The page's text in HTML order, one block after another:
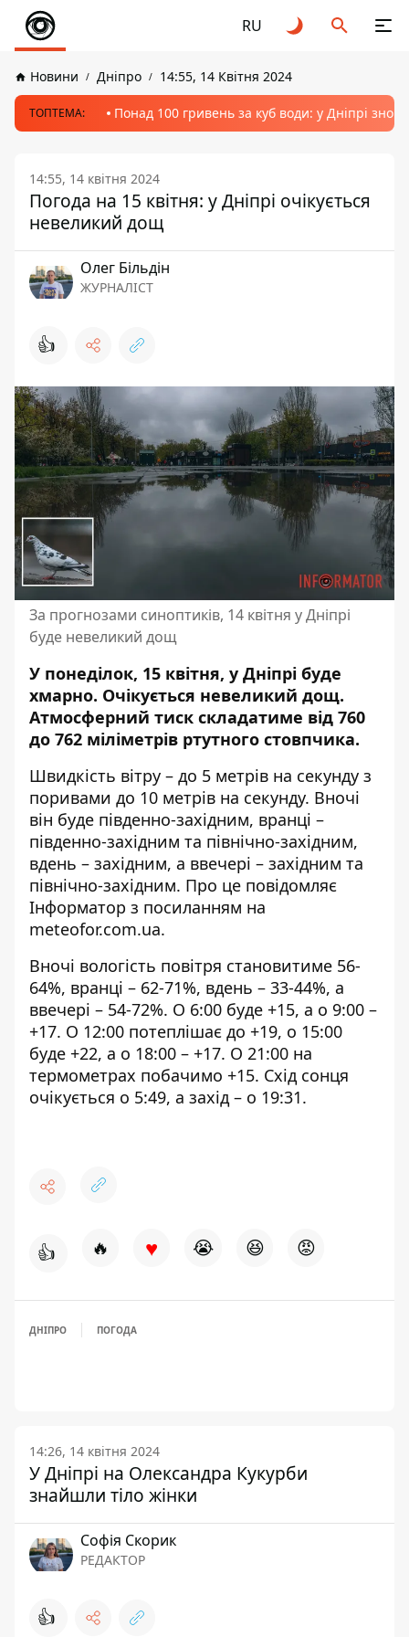
RU
Новини Дніпро 14:55, 14 Квітня 2024
ТОПТЕМА: Понад 100 гривень за куб води: у Дніпрі
14:55, 14 квітня 2024
Погода на 15 квітня: у Дніпрі очікується
невеликий дощ
Олег Більдін
ЖУРНАЛІСТ
👍
За прогнозами синоптиків, 14 квітня у Дніпрі
буде невеликий дощ
У понеділок, 15 квітня, у Дніпрі буде
хмарно. Очікується невеликий дощ.
Атмосферний тиск складатиме від 760
до 762 міліметрів ртутного стовпчика.
Швидкість вітру – до 5 метрів на секунду з
поривами до 10 метрів на секунду. Вночі
він буде південно-західним, вранці –
південно-західним та північно-західним,
вдень – західним, а ввечері – західним та
північно-західним. Про це повідомляє
Інформатор з посиланням на
meteofor.com.ua.
Вночі вологість повітря становитиме 56-
64%, вранці – 62-71%, вдень – 33-44%, а
ввечері – 54-72%. О 6:00 буде +15, а о 9:00 –
+17. О 12:00 потеплішає до +19, о 15:00
буде +22, а о 18:00 – +17. О 21:00 на
термометрах побачимо +15. Схід сонця
очікується о 5:49, а захід – о 19:31.
👍 🔥 ♥ 😭 😆 😡
ДНІПРО ПОГОДА
14:26, 14 квітня 2024
У Дніпрі на Олександра Кукурби
знайшли тіло жінки
Софія Скорик
РЕДАКТОР
👍